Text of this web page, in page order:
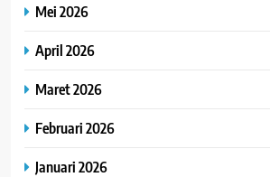
Mei 2026
April 2026
Maret 2026
Februari 2026
Januari 2026